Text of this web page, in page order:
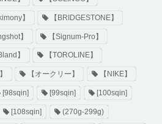
】 【BRIDGESTONE】
】 【Signum-Pro】
】 【TOROLINE】
【オークリー】 【NIKE】
[98sqin] [99sqin] [100sqin]
[108sqin] (270g-299g)